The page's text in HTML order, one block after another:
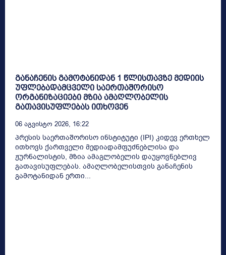
განაჩენის გამოტანიდან 1 წლისთავზე მედიის
უფლებადამცველი საერთაშორისო
ორგანიზაციები მზია ამაღლობელის
გათავისუფლებას ითხოვენ
06 Აგვისტო 2026, 16:22
პრესის საერთაშორისო ინსტიტუტი (IPI) კიდევ ერთხელ
ითხოვს ქართველი მედიადამფუძნებლისა და
ჟურნალისტის, მზია ამაგლობელის დაუყოვნებლივ
გათავისუფლებას. ამაღლობელისთვის განაჩენის
გამოტანიდან ერთი...